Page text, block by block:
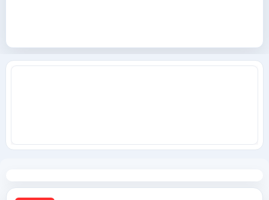
ट्रेंडिंग
टेक्नोलॉजी / गैजेट्स